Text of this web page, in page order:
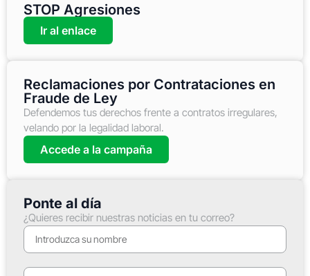
STOP Agresiones
Ir al enlace
Reclamaciones por Contrataciones en
Fraude de Ley
Defendemos tus derechos frente a contratos irregulares,
velando por la legalidad laboral.
Accede a la campaña
Ponte al día
¿Quieres recibir nuestras noticias en tu correo?